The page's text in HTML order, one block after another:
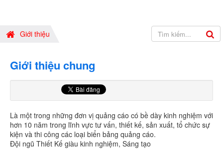
Giới thiệu
Giới thiệu chung
Là một trong những đơn vị quảng cáo có bề dày kinh nghiệm với
hơn 10 năm trong lĩnh vực tư vấn, thiết kế, sản xuất, tổ chức sự
kiện và thi công các loại biển bảng quảng cáo.
Đội ngũ Thiết Kế giàu kinh nghiệm, Sáng tạo